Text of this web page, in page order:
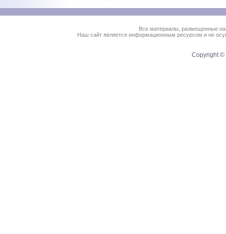
Все материалы, размещенные
Наш сайт является информационным ресурсом и не
Copyright ©